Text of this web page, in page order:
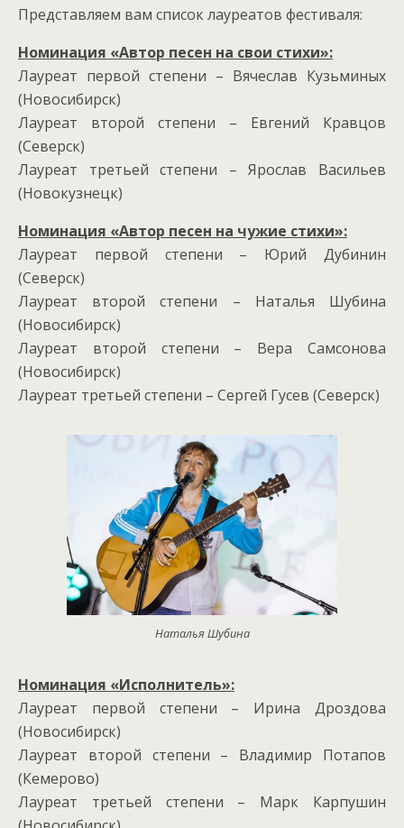
Представляем вам список лауреатов фестиваля:
Номинация «Автор песен на свои стихи»:
Лауреат первой степени – Вячеслав Кузьминых
(Новосибирск)
Лауреат второй степени – Евгений Кравцов
(Северск)
Лауреат третьей степени – Ярослав Васильев
(Новокузнецк)
Номинация «Автор песен на чужие стихи»:
Лауреат первой степени – Юрий Дубинин
(Северск)
Лауреат второй степени – Наталья Шубина
(Новосибирск)
Лауреат второй степени – Вера Самсонова
(Новосибирск)
Лауреат третьей степени – Сергей Гусев (Северск)
Наталья Шубина
Номинация «Исполнитель»:
Лауреат первой степени – Ирина Дроздова
(Новосибирск)
Лауреат второй степени – Владимир Потапов
(Кемерово)
Лауреат третьей степени – Марк Карпушин